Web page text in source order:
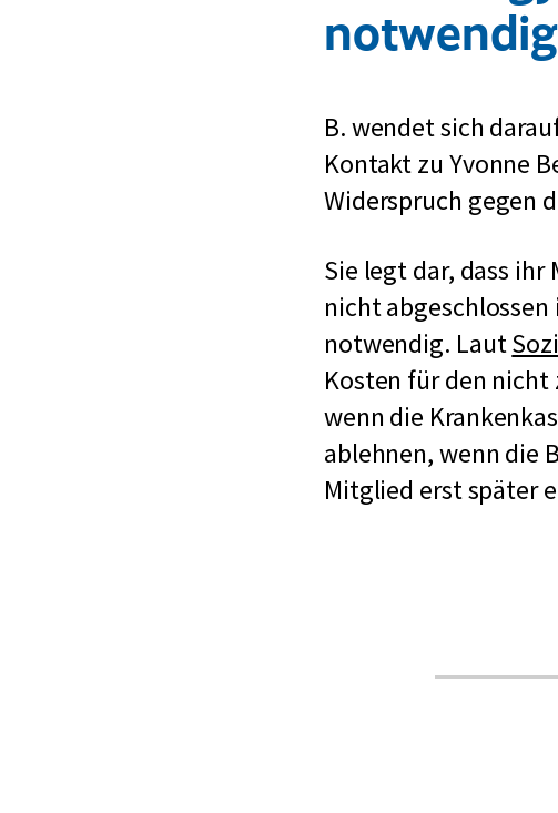
notwendig
B. wendet sich
Kontakt zu Yvonne
Widerspruch gegen
Sie legt dar, dass
nicht
notwendig. Laut
Kosten für den
wenn die
ablehnen, wenn die
Mitglied erst später